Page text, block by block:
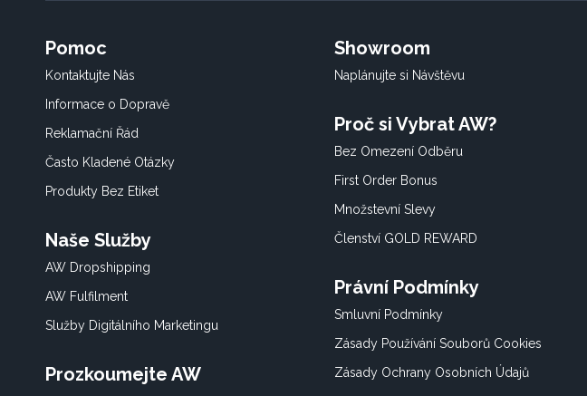
Pomoc
Kontaktujte Nás
Informace o Dopravě
Reklamační Řád
Často Kladené Otázky
Produkty Bez Etiket
Naše Služby
AW Dropshipping
AW Fulfilment
Služby Digitálního Marketingu
Prozkoumejte AW
Showroom
Naplánujte si Návštěvu
Proč si Vybrat AW?
Bez Omezení Odběru
First Order Bonus
Množstevní Slevy
Členství GOLD REWARD
Právní Podmínky
Smluvní Podmínky
Zásady Používání Souborů Cookies
Zásady Ochrany Osobních Údajů